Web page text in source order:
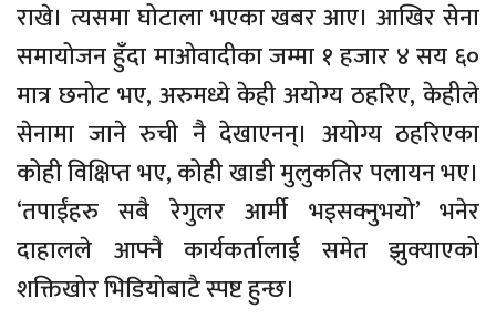
राखे। त्यसमा घोटाला भएका खबर आए। आखिर सेना
समायोजन हुँदा माओवादीका जम्मा १ हजार ४ सय ६०
मात्र छनोट भए, अरुमध्ये केही अयोग्य ठहरिए, केहीले
सेनामा जाने रुची नै देखाएनन्। अयोग्य ठहरिएका
कोही विक्षिप्त भए, कोही खाडी मुलुकतिर पलायन भए।
‘तपाईंहरु सबै रेगुलर आर्मी भइसक्नुभयो’ भनेर
दाहालले आफ्नै कार्यकर्तालाई समेत झुक्याएको
शक्तिखोर भिडियोबाटै स्पष्ट हुन्छ।